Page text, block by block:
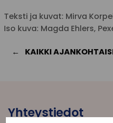
Teksti ja kuvat: Mirva
Iso kuva: Magda Ehlers,
KAIKKI
Yhteystiedot